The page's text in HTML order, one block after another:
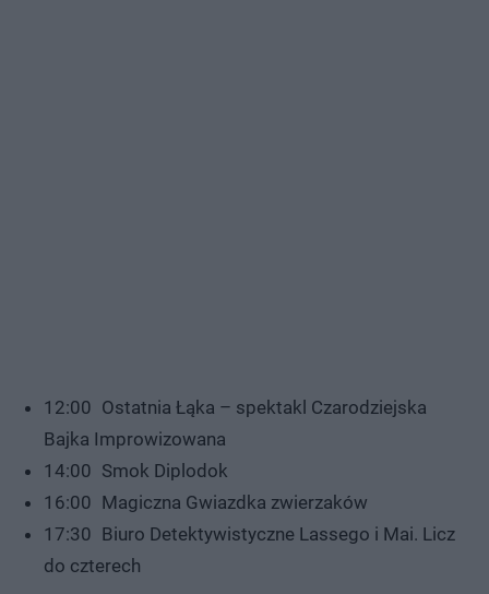
12:00 Ostatnia Łąka – spektakl Czarodziejska
Bajka Improwizowana
14:00 Smok Diplodok
16:00 Magiczna Gwiazdka zwierzaków
17:30 Biuro Detektywistyczne Lassego i Mai. Licz
do czterech